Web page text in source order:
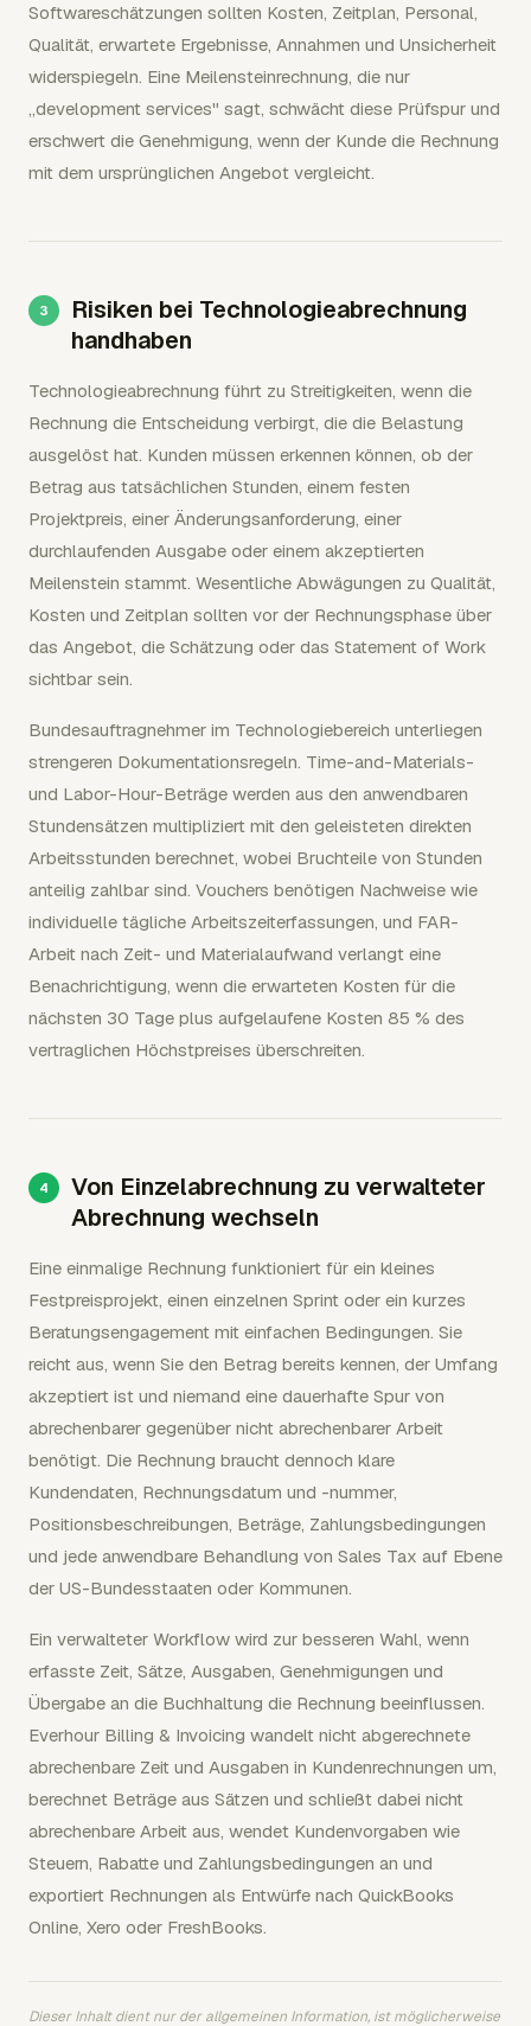
Softwareschätzungen sollten Kosten, Zeitplan, Personal,
Qualität, erwartete Ergebnisse, Annahmen und Unsicherheit
widerspiegeln. Eine Meilensteinrechnung, die nur
„development services" sagt, schwächt diese Prüfspur und
erschwert die Genehmigung, wenn der Kunde die Rechnung
mit dem ursprünglichen Angebot vergleicht.
Risiken bei Technologieabrechnung
handhaben
Technologieabrechnung führt zu Streitigkeiten, wenn die
Rechnung die Entscheidung verbirgt, die die Belastung
ausgelöst hat. Kunden müssen erkennen können, ob der
Betrag aus tatsächlichen Stunden, einem festen
Projektpreis, einer Änderungsanforderung, einer
durchlaufenden Ausgabe oder einem akzeptierten
Meilenstein stammt. Wesentliche Abwägungen zu Qualität,
Kosten und Zeitplan sollten vor der Rechnungsphase über
das Angebot, die Schätzung oder das Statement of Work
sichtbar sein.
Bundesauftragnehmer im Technologiebereich unterliegen
strengeren Dokumentationsregeln. Time-and-Materials-
und Labor-Hour-Beträge werden aus den anwendbaren
Stundensätzen multipliziert mit den geleisteten direkten
Arbeitsstunden berechnet, wobei Bruchteile von Stunden
anteilig zahlbar sind. Vouchers benötigen Nachweise wie
individuelle tägliche Arbeitszeiterfassungen, und FAR-
Arbeit nach Zeit- und Materialaufwand verlangt eine
Benachrichtigung, wenn die erwarteten Kosten für die
nächsten 30 Tage plus aufgelaufene Kosten 85 % des
vertraglichen Höchstpreises überschreiten.
Von Einzelabrechnung zu verwalteter
Abrechnung wechseln
Eine einmalige Rechnung funktioniert für ein kleines
Festpreisprojekt, einen einzelnen Sprint oder ein kurzes
Beratungsengagement mit einfachen Bedingungen. Sie
reicht aus, wenn Sie den Betrag bereits kennen, der Umfang
akzeptiert ist und niemand eine dauerhafte Spur von
abrechenbarer gegenüber nicht abrechenbarer Arbeit
benötigt. Die Rechnung braucht dennoch klare
Kundendaten, Rechnungsdatum und -nummer,
Positionsbeschreibungen, Beträge, Zahlungsbedingungen
und jede anwendbare Behandlung von Sales Tax auf Ebene
der US-Bundesstaaten oder Kommunen.
Ein verwalteter Workflow wird zur besseren Wahl, wenn
erfasste Zeit, Sätze, Ausgaben, Genehmigungen und
Übergabe an die Buchhaltung die Rechnung beeinflussen.
Everhour Billing & Invoicing wandelt nicht abgerechnete
abrechenbare Zeit und Ausgaben in Kundenrechnungen um,
berechnet Beträge aus Sätzen und schließt dabei nicht
abrechenbare Arbeit aus, wendet Kundenvorgaben wie
Steuern, Rabatte und Zahlungsbedingungen an und
exportiert Rechnungen als Entwürfe nach QuickBooks
Online, Xero oder FreshBooks.
Dieser Inhalt dient nur der allgemeinen Information, ist möglicherweise